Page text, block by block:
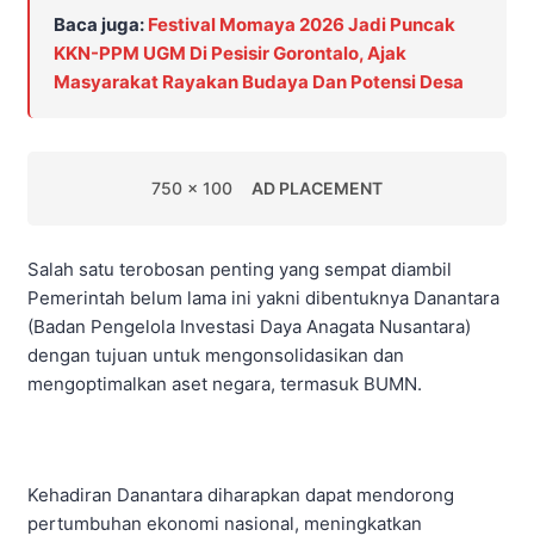
Baca juga: Festival Momaya 2026 Jadi Puncak
KKN-PPM UGM Di Pesisir Gorontalo, Ajak
Masyarakat Rayakan Budaya Dan Potensi Desa
750 x 100 AD PLACEMENT
Salah satu terobosan penting yang sempat diambil
Pemerintah belum lama ini yakni dibentuknya Danantara
(Badan Pengelola Investasi Daya Anagata Nusantara)
dengan tujuan untuk mengonsolidasikan dan
mengoptimalkan aset negara, termasuk BUMN.
Kehadiran Danantara diharapkan dapat mendorong
pertumbuhan ekonomi nasional, meningkatkan